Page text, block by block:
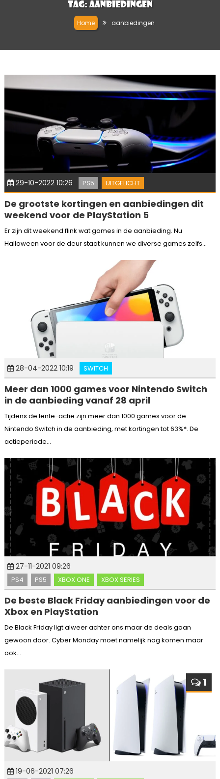
Tag: aanbiedingen
Home aanbiedingen
29-10-2022 10:26 PS5 UITGELICHT
De grootste kortingen en aanbiedingen dit
weekend voor de PlayStation 5
Er zijn dit weekend flink wat games in de aanbieding. Nu
Halloween voor de deur staat kunnen we diverse games zelfs...
28-04-2022 10:19 SWITCH
Meer dan 1000 games voor Nintendo Switch
in de aanbieding vanaf 28 april
Tijdens de lente-actie zijn meer dan 1000 games voor de
Nintendo Switch in de aanbieding, met kortingen tot 63%*. De
actieperiode...
27-11-2021 09:26
PS4 PS5 XBOX ONE XBOX SERIES
De beste Black Friday aanbiedingen voor de
Xbox en PlayStation
De Black Friday ligt alweer achter ons maar de deals gaan
gewoon door. Cyber Monday moet namelijk nog komen maar
ook...
1
19-06-2021 07:26